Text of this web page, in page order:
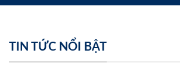
TIN TỨC NỔI BẬT